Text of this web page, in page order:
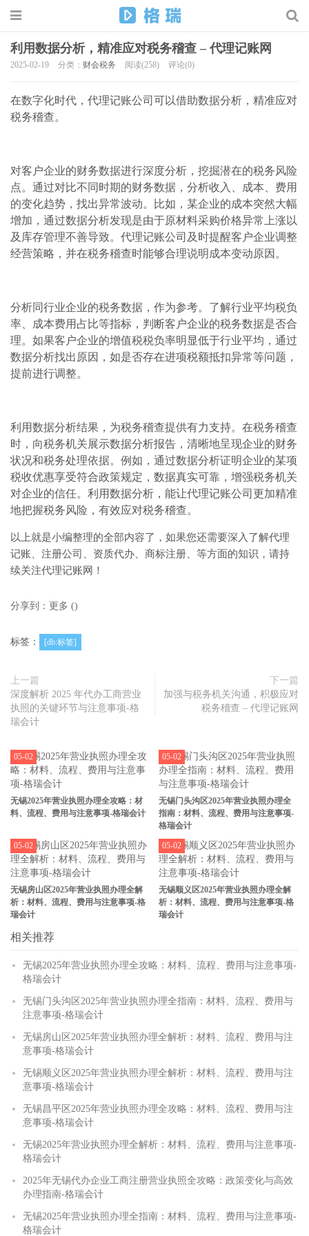
利用数据分析，精准应对税务稽查 – 代理记账网
2025-02-19 分类： 财会税务 阅读(258) 评论(0)
在数字化时代，代理记账公司可以借助数据分析，精准应对
税务稽查。
对客户企业的财务数据进行深度分析，挖掘潜在的税务风险
点。通过对比不同时期的财务数据，分析收入、成本、费用
的变化趋势，找出异常波动。比如，某企业的成本突然大幅
增加，通过数据分析发现是由于原材料采购价格异常上涨以
及库存管理不善导致。代理记账公司及时提醒客户企业调整
经营策略，并在税务稽查时能够合理说明成本变动原因。
分析同行业企业的税务数据，作为参考。了解行业平均税负
率、成本费用占比等指标，判断客户企业的税务数据是否合
理。如果客户企业的增值税税负率明显低于行业平均，通过
数据分析找出原因，如是否存在进项税额抵扣异常等问题，
提前进行调整。
利用数据分析结果，为税务稽查提供有力支持。在税务稽查
时，向税务机关展示数据分析报告，清晰地呈现企业的财务
状况和税务处理依据。例如，通过数据分析证明企业的某项
税收优惠享受符合政策规定，数据真实可靠，增强税务机关
对企业的信任。利用数据分析，能让代理记账公司更加精准
地把握税务风险，有效应对税务稽查。
以上就是小编整理的全部内容了，如果您还需要深入了解代理
记账、注册公司、资质代办、商标注册、等方面的知识，请持
续关注代理记账网！
分享到： 更多 ()
标签： [db:标签]
上一篇
深度解析 2025 年代办工商营业
执照的关键环节与注意事项-格
瑞会计
下一篇
加强与税务机关沟通，积极应对
税务稽查 – 代理记账网
无锡2025年营业执照办理全攻略：材
料、流程、费用与注意事项-格瑞会计
05-02
无锡门头沟区2025年营业执照办理全
指南：材料、流程、费用与注意事项-
格瑞会计
05-02
无锡房山区2025年营业执照办理全解
析：材料、流程、费用与注意事项-格
瑞会计
05-02
无锡顺义区2025年营业执照办理全解
析：材料、流程、费用与注意事项-格
瑞会计
05-02
相关推荐
无锡2025年营业执照办理全攻略：材料、流程、费用与注意事项-
格瑞会计
无锡门头沟区2025年营业执照办理全指南：材料、流程、费用与
注意事项-格瑞会计
无锡房山区2025年营业执照办理全解析：材料、流程、费用与注
意事项-格瑞会计
无锡顺义区2025年营业执照办理全解析：材料、流程、费用与注
意事项-格瑞会计
无锡昌平区2025年营业执照办理全攻略：材料、流程、费用与注
意事项-格瑞会计
无锡2025年营业执照办理全解析：材料、流程、费用与注意事项-
格瑞会计
2025年无锡代办企业工商注册营业执照全攻略：政策变化与高效
办理指南-格瑞会计
无锡2025年营业执照办理全指南：材料、流程、费用与注意事项-
格瑞会计